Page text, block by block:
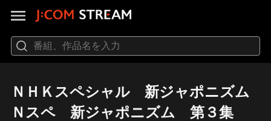
ＮＨＫスペシャル 新ジャポニズム
Ｎスペ 新ジャポニズム 第３集